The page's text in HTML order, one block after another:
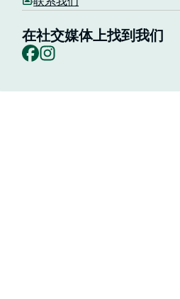
在社交媒体上找到我们
Facebook